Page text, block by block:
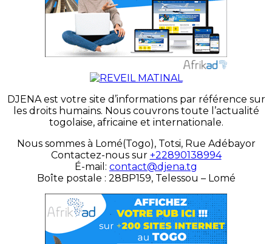
DJENA est votre site d’informations par référence sur
les droits humains. Nous couvrons toute l’actualité
togolaise, africaine et internationale.
Nous sommes à Lomé(Togo), Totsi, Rue Adébayor
Contactez-nous sur +22890138994
É-mail: contact@djena.tg
Boîte postale : 28BP159, Telessou – Lomé